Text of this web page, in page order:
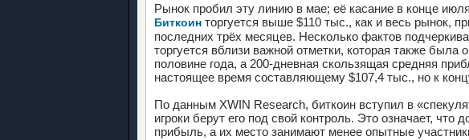
Рынок пробил эту линию в мае; её касание в конце
Биткоин торгуется выше $110 тыс., как и весь рынок,
последних трёх месяцев. Несколько фактов
торгуется вблизи важной отметки, которая также была
половине года, а 200-дневная скользящая средняя
настоящее время составляющему $107,4 тыс., но к
По данным XWIN Research, биткоин вступил в
игроки берут его под свой контроль. Это означает,
прибыль, а их место занимают менее опытные